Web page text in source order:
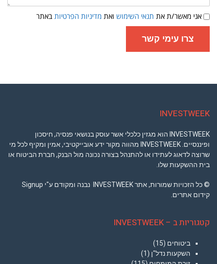
תנאי
שימוש
ומדיניות
פרטיות
אני מאשר/ת את תנאי השימוש ואת מדיניות הפרטיות באתר
צרו עימי קשר
INVESTWEEK
INVESTWEEK הוא מגזין כלכלי אשר עוסק בנושאי פנסיה, חיסכון
ופיננסיים. INVESTWEEK מהווה מקור ידע אובייקטיבי, אמין ומקיף לכל מי
שרוצה לדאוג לעתידו או להתנהל בצורה נכונה מול הבנק, חברת הביטוח או
בית ההשקעות שלו.
© כל הזכויות שמורות, אתר INVESTWEEK נבנה ומקודם ע"י Signup
קידום אתרים.
קטגוריות ב – INVESTWEEK
ביטוחים (15)
השקעות נדל"ן (1)